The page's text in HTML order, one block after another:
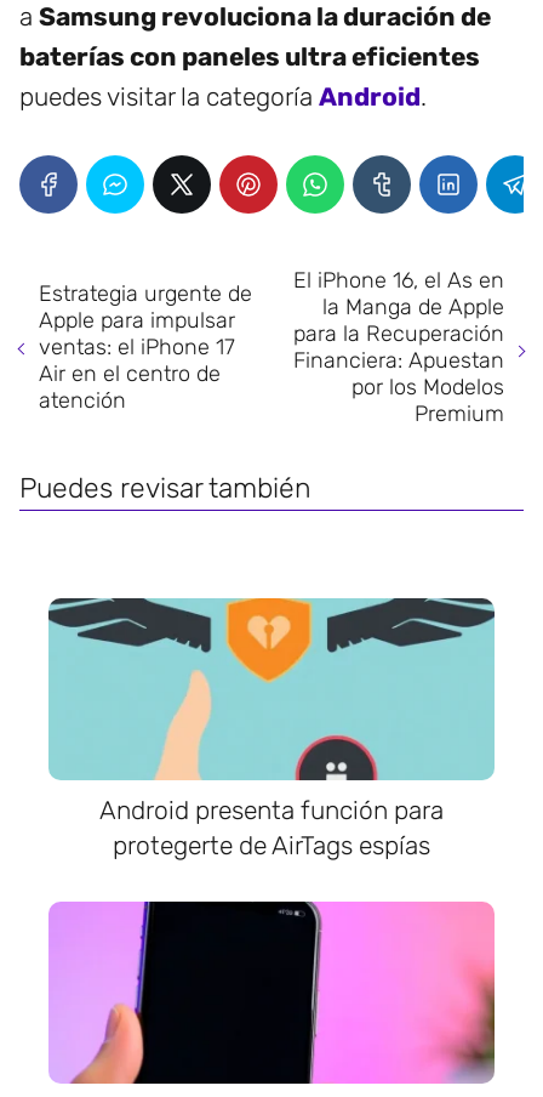
a Samsung revoluciona la duración de
baterías con paneles ultra eficientes
puedes visitar la categoría Android.
Estrategia urgente de
Apple para impulsar
ventas: el iPhone 17
Air en el centro de
atención
El iPhone 16, el As en
la Manga de Apple
para la Recuperación
Financiera: Apuestan
por los Modelos
Premium
Puedes revisar también
Android presenta función para
protegerte de AirTags espías